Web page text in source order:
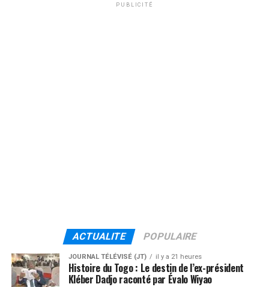
PUBLICITÉ
ACTUALITE POPULAIRE
JOURNAL TÉLÉVISÉ (JT) il y a 21 heures
Histoire du Togo : Le destin de l’ex-président
Kléber Dadjo raconté par Évalo Wiyao